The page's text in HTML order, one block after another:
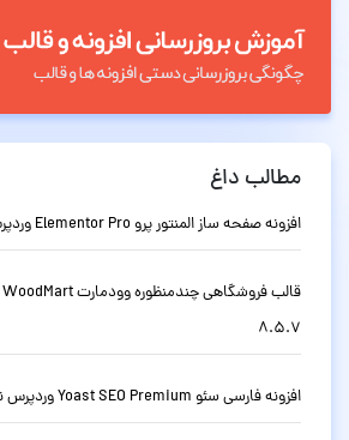
مطالب داغ
افزونه صفحه ساز المنتور پرو Elementor Pro وردپرس نسخه 4.2.1
8.5.7
افزونه فارسی سئو Yoast SEO Premium وردپرس نسخه حرفه ای 28.1